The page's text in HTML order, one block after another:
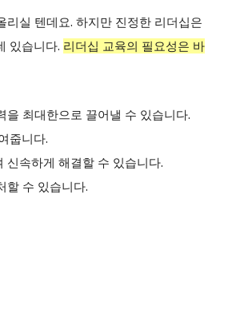
실 텐데요. 하지만 진정한 리더십은
있습니다. 리더십 교육의 필요성은 바
최대한으로 끌어낼 수 있습니다.
줍니다.
신속하게 해결할 수 있습니다.
할 수 있습니다.